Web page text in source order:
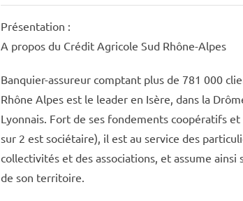
Présentation :
A propos du Crédit Agricole Sud Rhône-Alpes
Banquier-assureur comptant plus de 781 000
Rhône Alpes est le leader en Isère, dans la
Lyonnais. Fort de ses fondements coopératifs
sur 2 est sociétaire), il est au service des
collectivités et des associations, et assume
de son territoire.